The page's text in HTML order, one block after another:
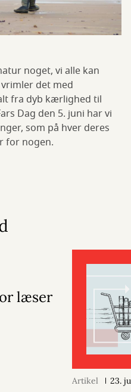
noget, vi alle kan
det med
fra dyb kærlighed til
Dag den 5. juni har vi
som på hver deres
for nogen.
læser
Artikel 23.